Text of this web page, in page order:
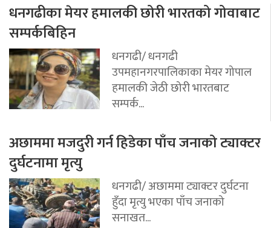
धनगढीका मेयर हमालकी छोरी भारतको गोवाबाट
सम्पर्कबिहिन
धनगढी/ धनगढी
उपमहानगरपालिकाका मेयर गोपाल
हमालकी जेठी छोरी भारतबाट
सम्पर्क...
अछाममा मजदुरी गर्न हिडेका पाँच जनाको ट्याक्टर
दुर्घटनामा मृत्यु
धनगढी/ अछाममा ट्याक्टर दुर्घटना
हुँदा मृत्यु भएका पाँच जनाको
सनाखत...